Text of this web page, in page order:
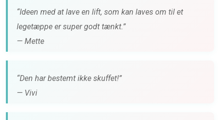
“Ideen med at lave en lift, som kan laves om til et
legetæppe er super godt tænkt.”
— Mette
“Den har bestemt ikke skuffet!”
— Vivi